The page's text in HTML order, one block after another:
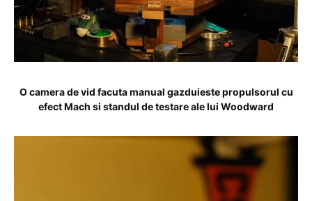
O camera de vid facuta manual gazduieste propulsorul cu
efect Mach si standul de testare ale lui Woodward